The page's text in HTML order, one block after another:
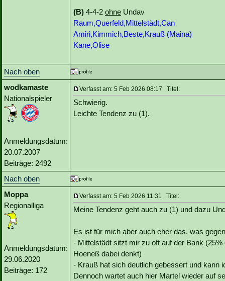
(B) 4-4-2 ohne Undav
Raum,Querfeld,Mittelstädt,Can
Amiri,Kimmich,Beste,Krauß (Maina)
Kane,Olise
Nach oben
wodkamaste
Nationalspieler
Anmeldungsdatum:
20.07.2007
Beiträge: 2492
Verfasst am: 5 Feb 2026 08:17 Titel:
Schwierig.
Leichte Tendenz zu (1).
Nach oben
Moppa
Regionalliga
Anmeldungsdatum:
29.06.2020
Beiträge: 172
Verfasst am: 5 Feb 2026 11:31 Titel:
Meine Tendenz geht auch zu (1) und dazu
Es ist für mich aber auch eher das, was
- Mittelstädt sitzt mir zu oft auf der Bank
Hoeneß dabei denkt)
- Krauß hat sich deutlich gebessert und kann
Dennoch wartet auch hier Martel wieder auf